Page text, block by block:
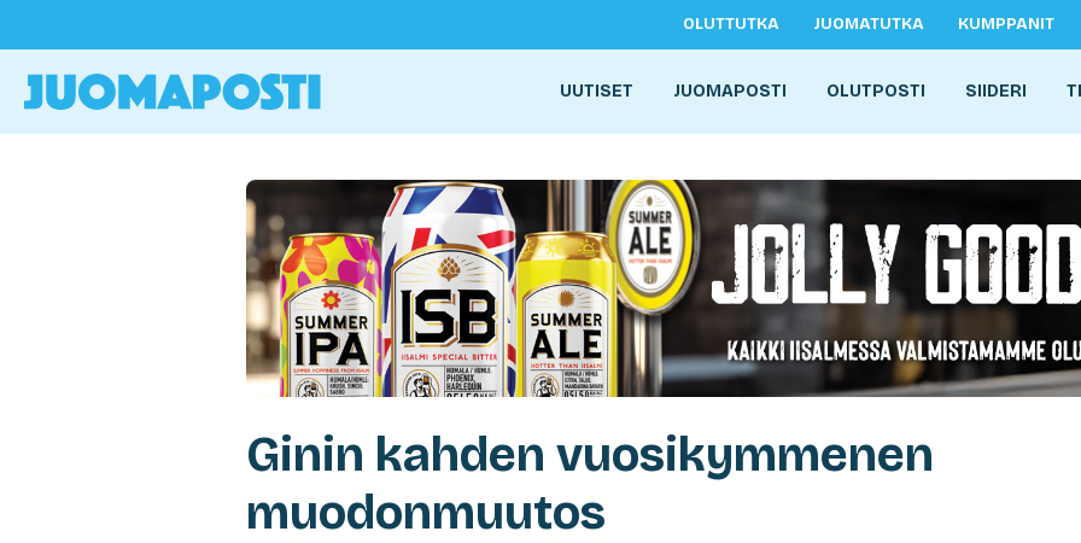
OLUTTUTKA JUOMATUTKA KUMPPANIT
UUTISET JUOMAPOSTI OLUTPOSTI SIIDERI
Ginin kahden vuosikymmenen
muodonmuutos